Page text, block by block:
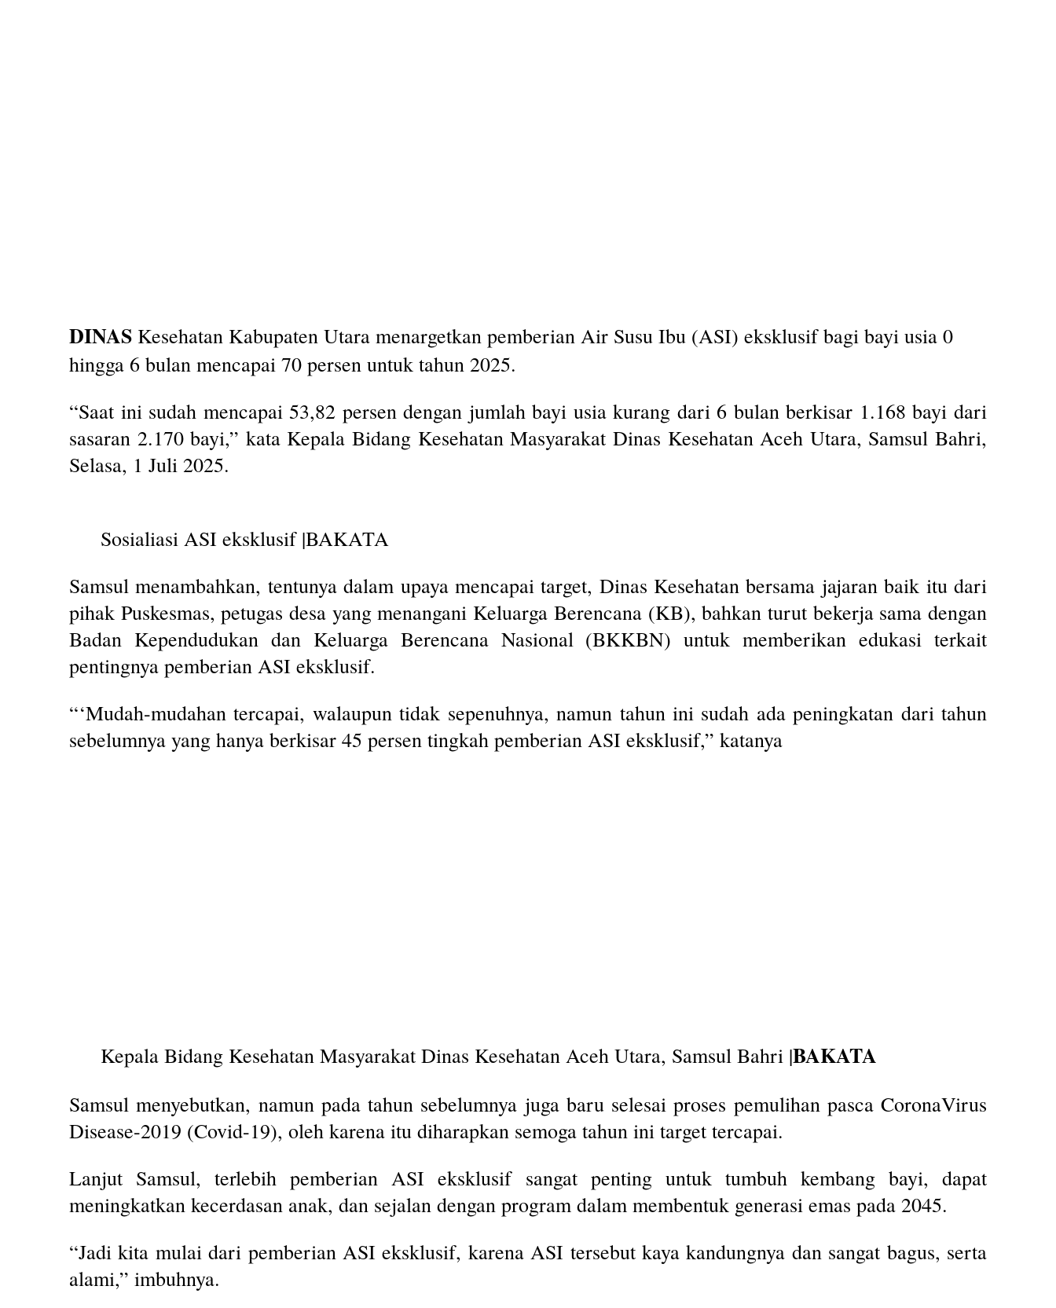
DINAS Kesehatan Kabupaten Utara menargetkan pemberian Air Susu Ibu (ASI) eksklusif bagi bayi usia 0
hingga 6 bulan mencapai 70 persen untuk tahun 2025.
“Saat ini sudah mencapai 53,82 persen dengan jumlah bayi usia kurang dari 6 bulan berkisar 1.168 bayi dari
sasaran 2.170 bayi,” kata Kepala Bidang Kesehatan Masyarakat Dinas Kesehatan Aceh Utara, Samsul Bahri,
Selasa, 1 Juli 2025.
Sosialiasi ASI eksklusif |BAKATA
Samsul menambahkan, tentunya dalam upaya mencapai target, Dinas Kesehatan bersama jajaran baik itu dari
pihak Puskesmas, petugas desa yang menangani Keluarga Berencana (KB), bahkan turut bekerja sama dengan
Badan Kependudukan dan Keluarga Berencana Nasional (BKKBN) untuk memberikan edukasi terkait
pentingnya pemberian ASI eksklusif.
“‘Mudah-mudahan tercapai, walaupun tidak sepenuhnya, namun tahun ini sudah ada peningkatan dari tahun
sebelumnya yang hanya berkisar 45 persen tingkah pemberian ASI eksklusif,” katanya
Kepala Bidang Kesehatan Masyarakat Dinas Kesehatan Aceh Utara, Samsul Bahri |BAKATA
Samsul menyebutkan, namun pada tahun sebelumnya juga baru selesai proses pemulihan pasca CoronaVirus
Disease-2019 (Covid-19), oleh karena itu diharapkan semoga tahun ini target tercapai.
Lanjut Samsul, terlebih pemberian ASI eksklusif sangat penting untuk tumbuh kembang bayi, dapat
meningkatkan kecerdasan anak, dan sejalan dengan program dalam membentuk generasi emas pada 2045.
“Jadi kita mulai dari pemberian ASI eksklusif, karena ASI tersebut kaya kandungnya dan sangat bagus, serta
alami,” imbuhnya.